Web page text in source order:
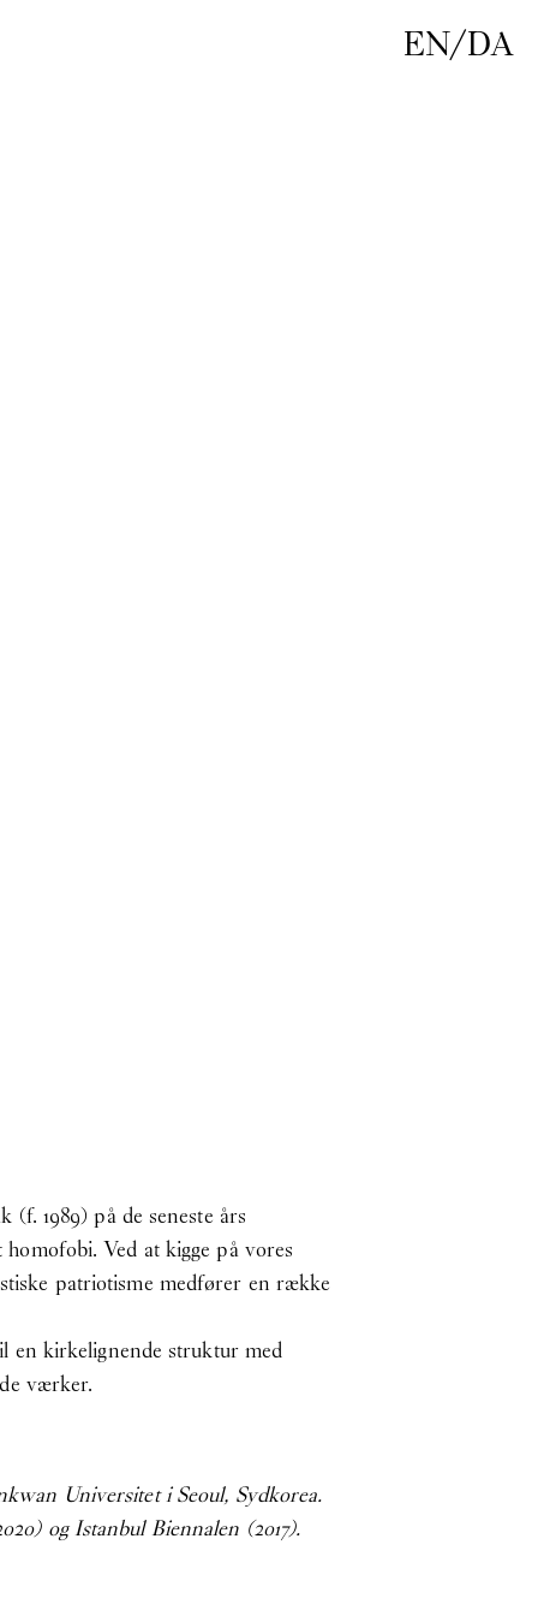
EN/DA
1989) på de seneste års
Ved at kigge på vores
patriotisme medfører en række
en kirkelignende struktur med
værker.
Universitet i Seoul, Sydkorea.
og Istanbul Biennalen (2017).